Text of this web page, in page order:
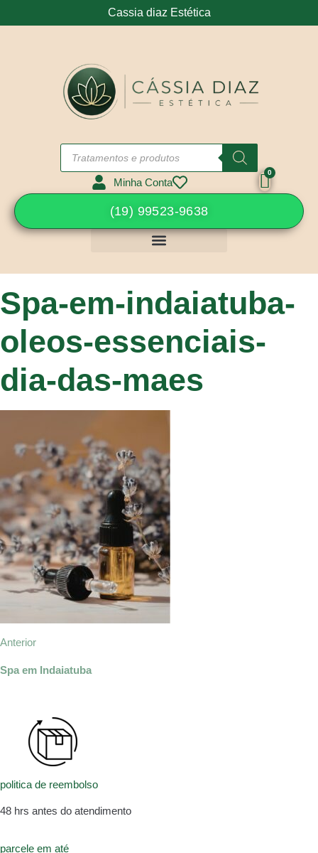
Cassia diaz Estética
Minha Conta
(19) 99523-9638
Spa-em-indaiatuba-
oleos-essenciais-
dia-das-maes
Anterior
Spa em Indaiatuba
politica de reembolso
48 hrs antes do atendimento
parcele em até